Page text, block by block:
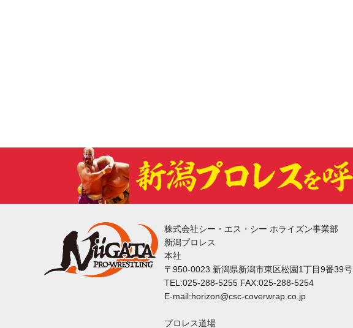
株式会社シー・エス・シー ホライズン事業部
新潟プロレス
本社
〒950-0023 新潟県新潟市東区松園1丁目9番39号
TEL:025-288-5255 FAX:025-288-5254
E-mail:horizon@csc-coverwrap.co.jp
プロレス道場